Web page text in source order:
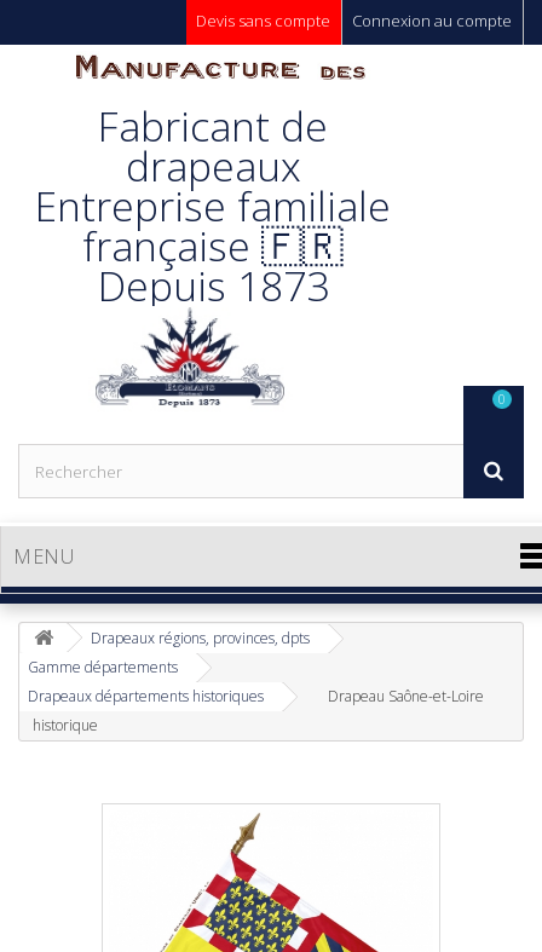
Connexion au compte
Devis sans compte
Manufacture
Des
Drapeaux
Unic s.a.
Fabricant de
drapeaux
Entreprise familiale
française 🇫🇷
Depuis 1873
MENU
0
Drapeaux régions, provinces, dpts
Gamme départements
Drapeaux départements historiques
Drapeau Saône-et-Loire
historique